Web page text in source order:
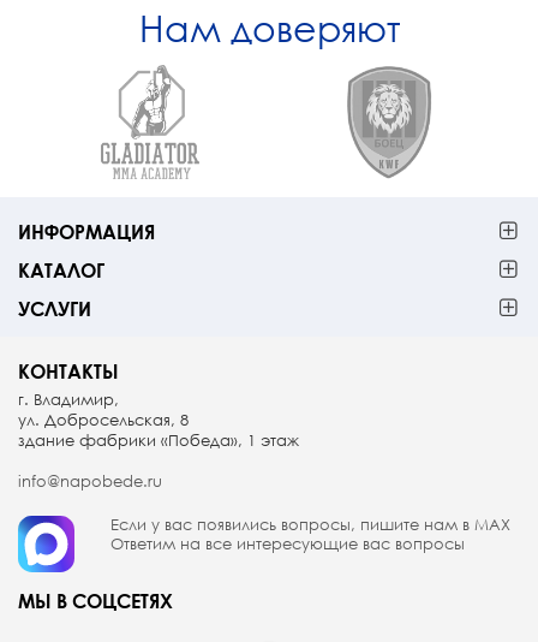
Нам доверяют
ИНФОРМАЦИЯ
КАТАЛОГ
УСЛУГИ
КОНТАКТЫ
г. Владимир,
ул. Добросельская, 8
здание фабрики «Победа», 1 этаж
info@napobede.ru
Если у вас появились вопросы, пишите нам в МАX
Ответим на все интересующие вас вопросы
МЫ В СОЦСЕТЯХ